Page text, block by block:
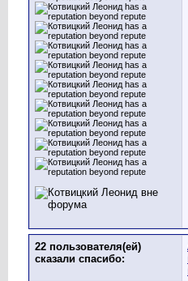
22 пользователя(ей)
сказали cпасибо: